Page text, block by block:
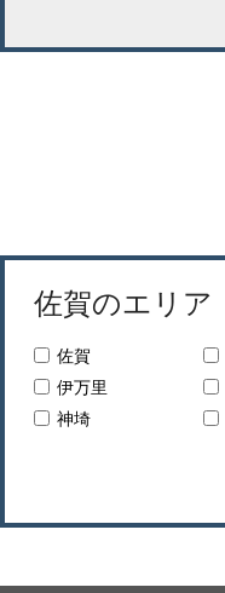
佐賀のエリア
佐賀
伊万里
神埼